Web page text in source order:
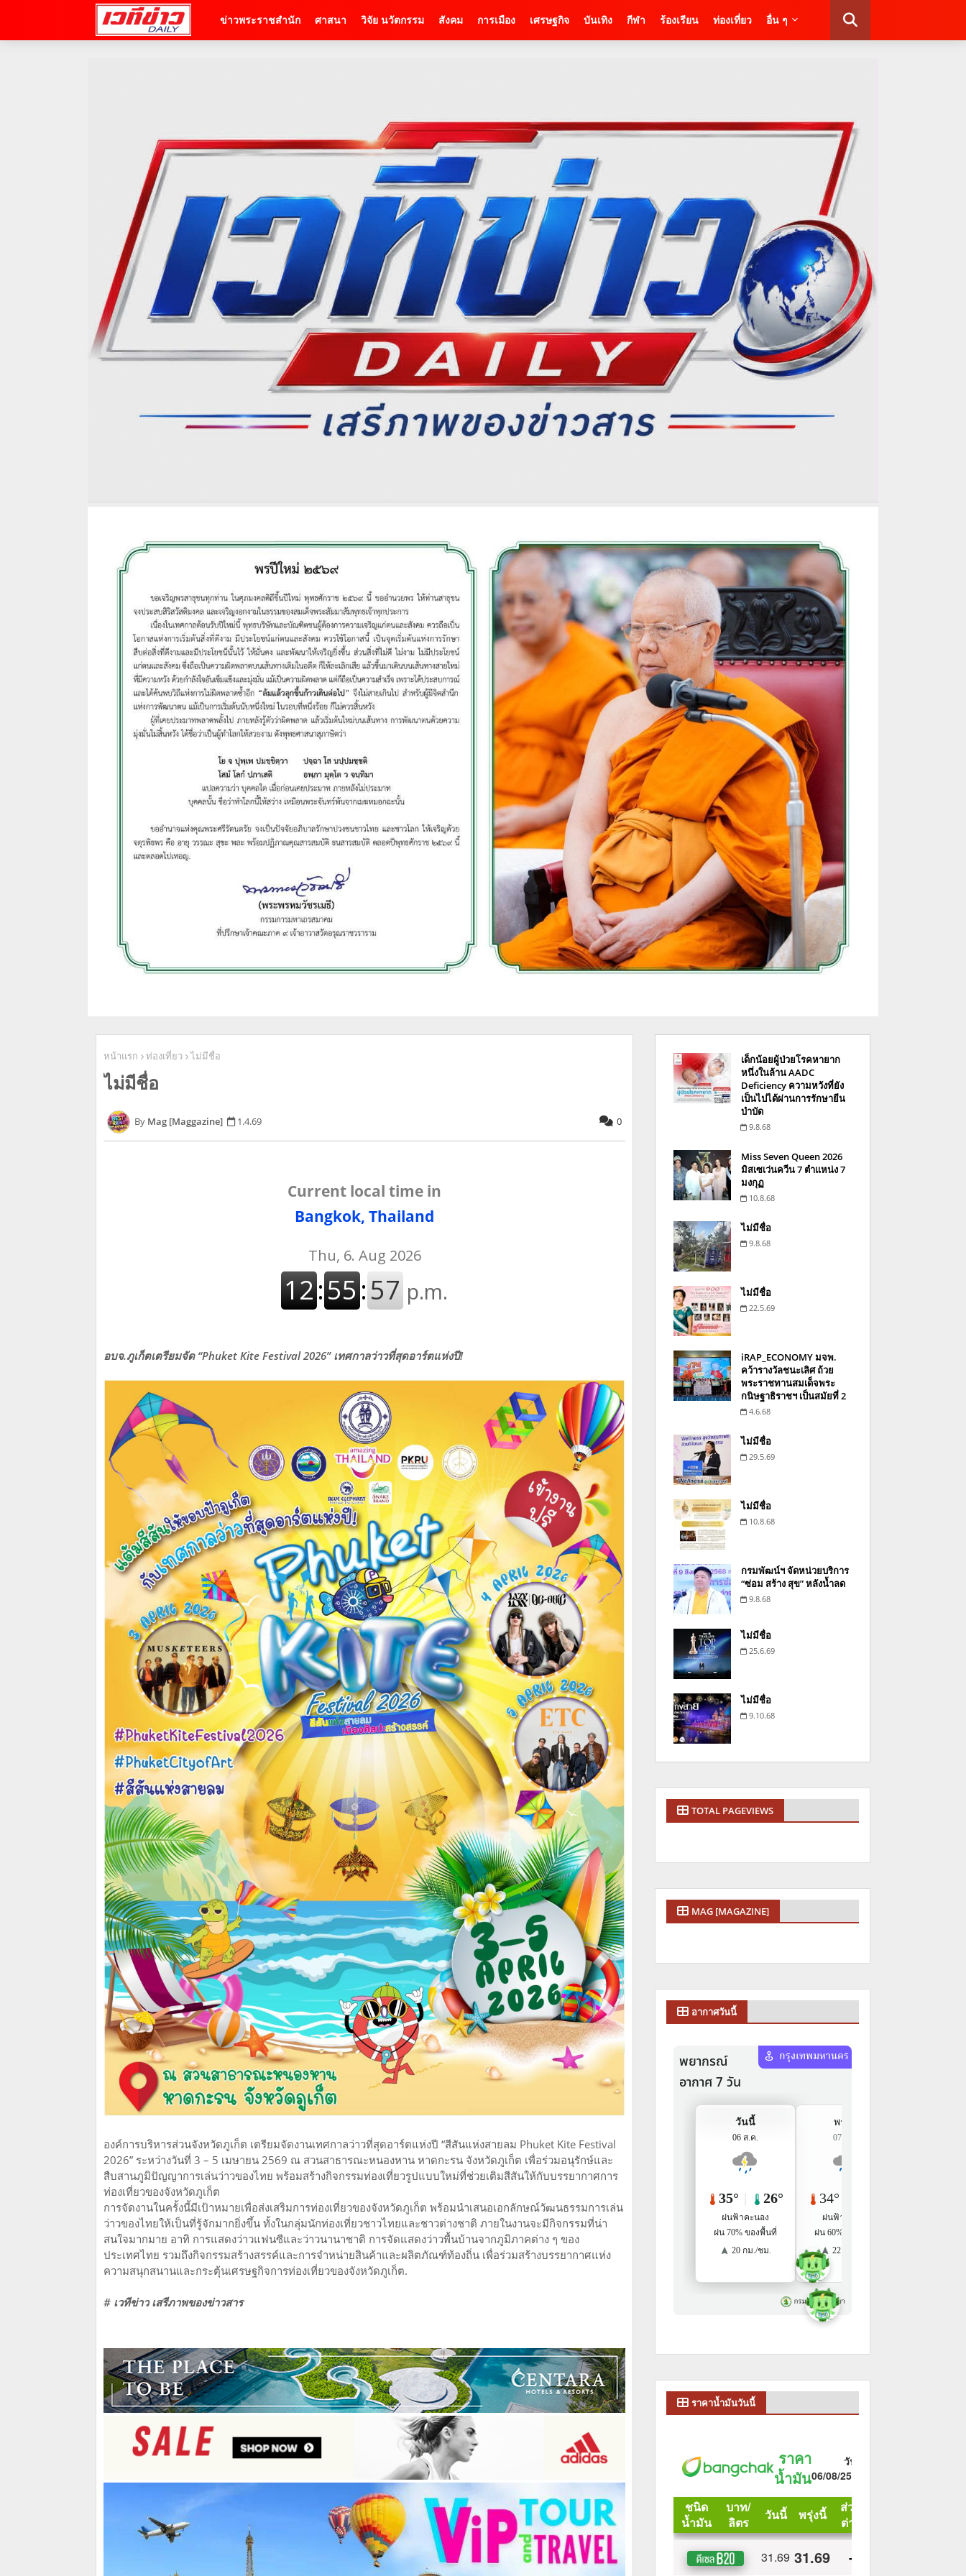
ข่าวพระราชสำนัก ศาสนา วิจัย นวัตกรรม สังคม การเมือง เศรษฐกิจ บันเทิง กีฬา ร้องเรียน ท่องเที่ยว อื่น ๆ
หน้าแรก ท่องเที่ยว ไม่มีชื่อ
ไม่มีชื่อ
Mag [Maggazine] 1.4.69 0
Current local time in
Bangkok, Thailand
อบจ.ภูเก็ตเตรียมจัด “Phuket Kite Festival 2026” เทศกาลว่าวที่สุดอาร์ตแห่งปี!
องค์การบริหารส่วนจังหวัดภูเก็ต เตรียมจัดงานเทศกาลว่าวที่สุดอาร์ตแห่งปี “สีสันแห่งสายลม Phuket Kite Festival
2026” ระหว่างวันที่ 3 – 5 เมษายน 2569 ณ สวนสาธารณะหนองหาน หาดกะรน จังหวัดภูเก็ต เพื่อร่วมอนุรักษ์และ
สืบสานภูมิปัญญาการเล่นว่าวของไทย พร้อมสร้างกิจกรรมท่องเที่ยวรูปแบบใหม่ที่ช่วยเติมสีสันให้กับบรรยากาศการ
ท่องเที่ยวของจังหวัดภูเก็ต
การจัดงานในครั้งนี้มีเป้าหมายเพื่อส่งเสริมการท่องเที่ยวของจังหวัดภูเก็ต พร้อมนำเสนอเอกลักษณ์วัฒนธรรมการเล่น
ว่าวของไทยให้เป็นที่รู้จักมากยิ่งขึ้น ทั้งในกลุ่มนักท่องเที่ยวชาวไทยและชาวต่างชาติ ภายในงานจะมีกิจกรรมที่น่า
สนใจมากมาย อาทิ การแสดงว่าวแฟนซีและว่าวนานาชาติ การจัดแสดงว่าวพื้นบ้านจากภูมิภาคต่าง ๆ ของ
ประเทศไทย รวมถึงกิจกรรมสร้างสรรค์และการจำหน่ายสินค้าและผลิตภัณฑ์ท้องถิ่น เพื่อร่วมสร้างบรรยากาศแห่ง
ความสนุกสนานและกระตุ้นเศรษฐกิจการท่องเที่ยวของจังหวัดภูเก็ต.
# เวทีข่าว เสรีภาพของข่าวสาร
เด็กน้อยผู้ป่วยโรคหายาก
หนึ่งในล้าน AADC
Deficiency ความหวังที่ยัง
เป็นไปได้ผ่านการรักษายีน
บำบัด
9.8.68
Miss Seven Queen 2026
มิสเซเว่นควีน 7 ตำแหน่ง 7
มงกุฏ
10.8.68
ไม่มีชื่อ
9.8.68
ไม่มีชื่อ
22.5.69
iRAP_ECONOMY มจพ.
คว้ารางวัลชนะเลิศ ถ้วย
พระราชทานสมเด็จพระ
กนิษฐาธิราชฯ เป็นสมัยที่ 2
4.6.68
ไม่มีชื่อ
29.5.69
ไม่มีชื่อ
10.8.68
กรมพัฒน์ฯ จัดหน่วยบริการ
“ซ่อม สร้าง สุข” หลังน้ำลด
9.8.68
ไม่มีชื่อ
25.6.69
ไม่มีชื่อ
9.10.68
TOTAL PAGEVIEWS
MAG [MAGAZINE]
อากาศวันนี้
ราคาน้ำมันวันนี้